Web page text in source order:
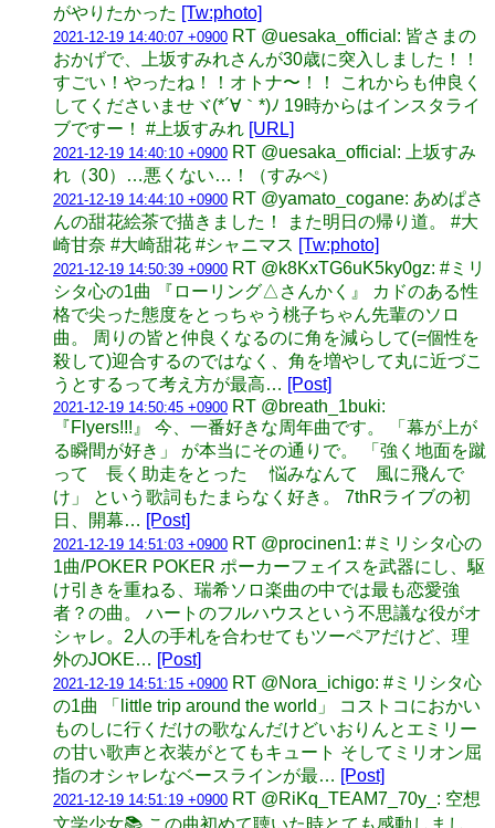
がやりたかった [Tw:photo]
2021-12-19 14:40:07 +0900 RT @uesaka_official: 皆さまの
おかげで、上坂すみれさんが30歳に突入しました！！
すごい！やったね！！オトナ〜！！ これからも仲良く
してくださいませヾ(*´∀｀*)ﾉ 19時からはインスタライ
ブですー！ #上坂すみれ [URL]
2021-12-19 14:40:10 +0900 RT @uesaka_official: 上坂すみ
れ（30）…悪くない…！（すみぺ）
2021-12-19 14:44:10 +0900 RT @yamato_cogane: あめぱさ
んの甜花絵茶で描きました！ また明日の帰り道。 #大
崎甘奈 #大崎甜花 #シャニマス [Tw:photo]
2021-12-19 14:50:39 +0900 RT @k8KxTG6uK5ky0gz: #ミリ
シタ心の1曲 『ローリング△さんかく』 カドのある性
格で尖った態度をとっちゃう桃子ちゃん先輩のソロ
曲。 周りの皆と仲良くなるのに角を減らして(=個性を
殺して)迎合するのではなく、角を増やして丸に近づこ
うとするって考え方が最高… [Post]
2021-12-19 14:50:45 +0900 RT @breath_1buki:
『Flyers!!!』 今、一番好きな周年曲です。 「幕が上が
る瞬間が好き」 が本当にその通りで。 「強く地面を蹴
って 長く助走をとった 悩みなんて 風に飛んで
け」 という歌詞もたまらなく好き。 7thRライブの初
日、開幕… [Post]
2021-12-19 14:51:03 +0900 RT @procinen1: #ミリシタ心の
1曲/POKER POKER ポーカーフェイスを武器にし、駆
け引きを重ねる、瑞希ソロ楽曲の中では最も恋愛強
者？の曲。 ハートのフルハウスという不思議な役がオ
シャレ。2人の手札を合わせてもツーペアだけど、理
外のJOKE… [Post]
2021-12-19 14:51:15 +0900 RT @Nora_ichigo: #ミリシタ心
の1曲 「little trip around the world」 コストコにおかい
ものしに行くだけの歌なんだけどいおりんとエミリー
の甘い歌声と衣装がとてもキュート そしてミリオン屈
指のオシャレなベースラインが最… [Post]
2021-12-19 14:51:19 +0900 RT @RiKq_TEAM7_70y_: 空想
文学少女📚 この曲初めて聴いた時とても感動しまし